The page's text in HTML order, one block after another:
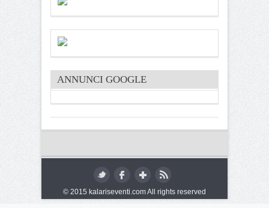
ANNUNCI GOOGLE
© 2015 kalariseventi.com All rights reserved